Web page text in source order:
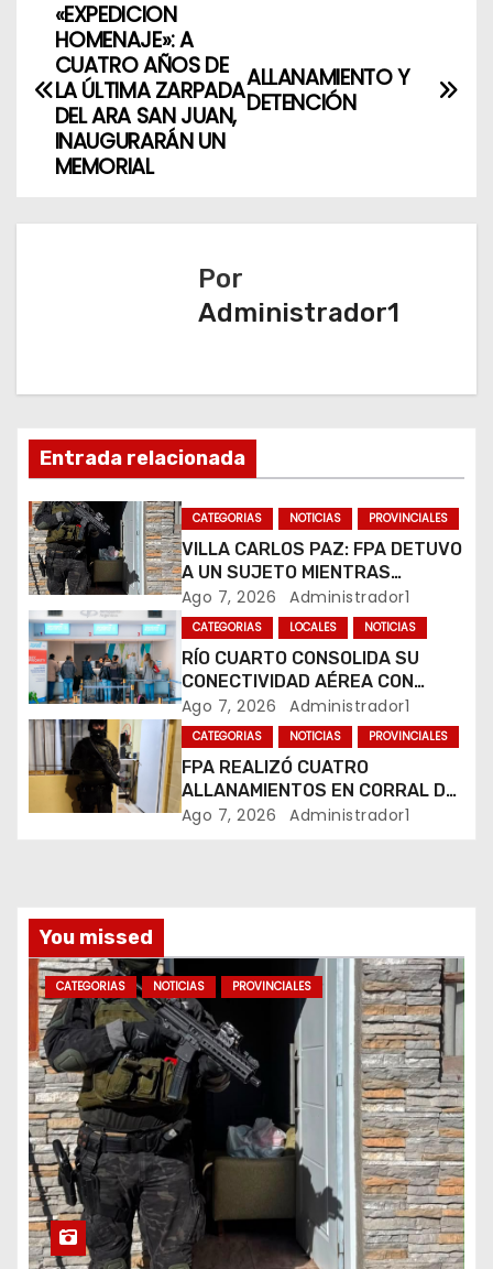
N
a
ó
n
d
e
e
n
t
r
a
d
ALLANAMIENTO Y
DETENCIÓN
«EXPEDICION
HOMENAJE»: A
CUATRO AÑOS DE
LA ÚLTIMA ZARPADA
DEL ARA SAN JUAN,
INAUGURARÁN UN
MEMORIAL
Por
Administrador1
Entrada relacionada
CATEGORIAS NOTICIAS PROVINCIALES
VILLA CARLOS PAZ: FPA DETUVO
A UN SUJETO MIENTRAS
COMERCIALIZABA COCAÍNA Y
MARIHUANA EN UNA PLAZA
Ago 7, 2026 Administrador1
CATEGORIAS LOCALES NOTICIAS
RÍO CUARTO CONSOLIDA SU
CONECTIVIDAD AÉREA CON
CUATRO VUELOS SEMANALES A
BUENOS AIRES
Ago 7, 2026 Administrador1
CATEGORIAS NOTICIAS PROVINCIALES
FPA REALIZÓ CUATRO
ALLANAMIENTOS EN CORRAL DE
BUSTOS-IFFLINGER
Ago 7, 2026 Administrador1
You missed
CATEGORIAS NOTICIAS PROVINCIALES